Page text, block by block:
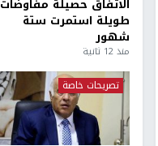
الاتفاق حصيلة مفاوضات
طويلة استمرت ستة
شهور
منذ 12 ثانية
تصريحات خاصة